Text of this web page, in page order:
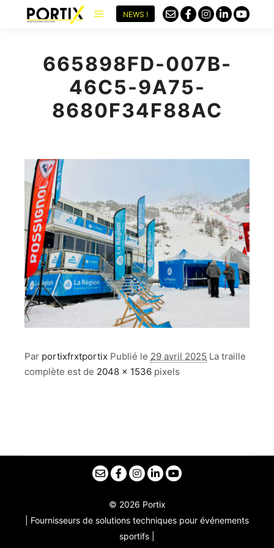
NEWS !
665898FD-007B-
46C5-9A75-
8680F34F88AC
Par portixfrxtportix Publié le 29 avril 2025 La traille
complète est de 2048 × 1536 pixels
© 2026 Portix
| Fournisseurs de solutions techniques pour événements
sportifs |